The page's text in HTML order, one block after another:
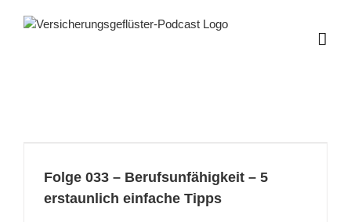
Inhalt
Folge 033 – Berufsunfähigkeit – 5
erstaunlich einfache Tipps